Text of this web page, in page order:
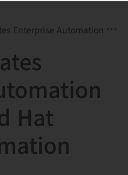
Automation with New Red Hat Ansible Automa...
Hat